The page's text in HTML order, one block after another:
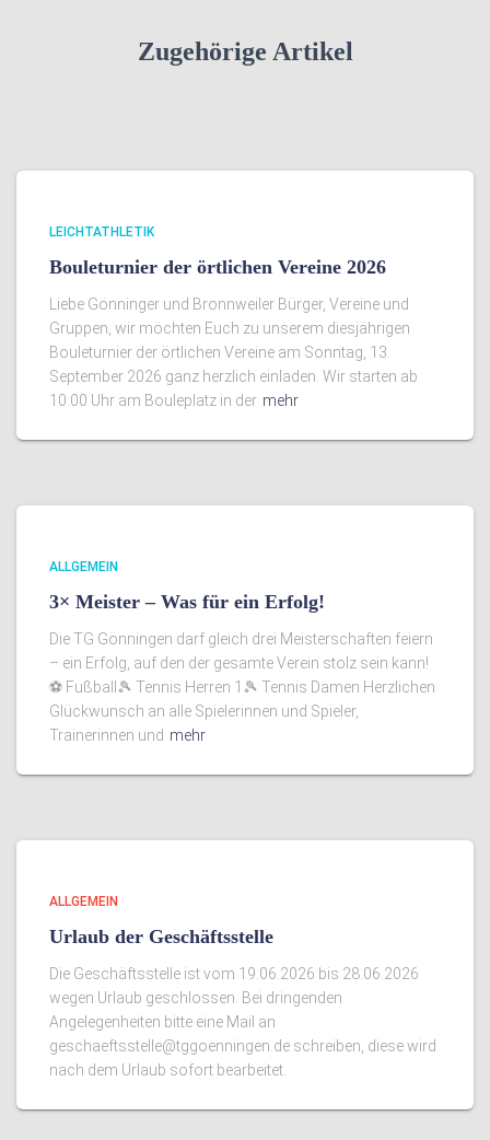
Zugehörige Artikel
LEICHTATHLETIK
Bouleturnier der örtlichen Vereine 2026
Liebe Gönninger und Bronnweiler Bürger, Vereine und
Gruppen, wir möchten Euch zu unserem diesjährigen
Bouleturnier der örtlichen Vereine am Sonntag, 13.
September 2026 ganz herzlich einladen. Wir starten ab
10:00 Uhr am Bouleplatz in der mehr
ALLGEMEIN
3× Meister – Was für ein Erfolg!
Die TG Gönningen darf gleich drei Meisterschaften feiern
– ein Erfolg, auf den der gesamte Verein stolz sein kann!
⚽ Fußball🎾 Tennis Herren 1🎾 Tennis Damen Herzlichen
Glückwunsch an alle Spielerinnen und Spieler,
Trainerinnen und mehr
ALLGEMEIN
Urlaub der Geschäftsstelle
Die Geschäftsstelle ist vom 19.06.2026 bis 28.06.2026
wegen Urlaub geschlossen. Bei dringenden
Angelegenheiten bitte eine Mail an
geschaeftsstelle@tggoenningen.de schreiben, diese wird
nach dem Urlaub sofort bearbeitet.